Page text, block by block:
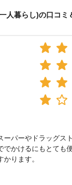
人暮らし)の口コミ
ーパーやドラッグス
でかけるにもとても
ります。